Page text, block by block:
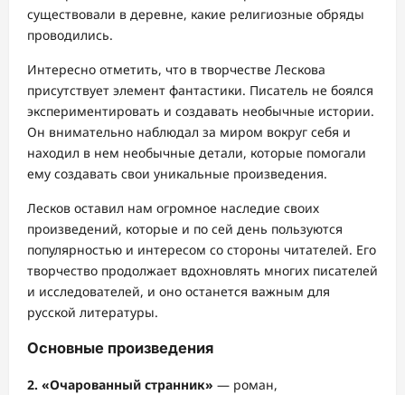
существовали в деревне, какие религиозные обряды
проводились.
Интересно отметить, что в творчестве Лескова
присутствует элемент фантастики. Писатель не боялся
экспериментировать и создавать необычные истории.
Он внимательно наблюдал за миром вокруг себя и
находил в нем необычные детали, которые помогали
ему создавать свои уникальные произведения.
Лесков оставил нам огромное наследие своих
произведений, которые и по сей день пользуются
популярностью и интересом со стороны читателей. Его
творчество продолжает вдохновлять многих писателей
и исследователей, и оно останется важным для
русской литературы.
Основные произведения
2. «Очарованный странник» — роман,